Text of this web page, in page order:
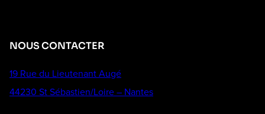
NOUS CONTACTER
19 Rue du Lieutenant Augé
44230 St Sébastien/Loire – Nantes